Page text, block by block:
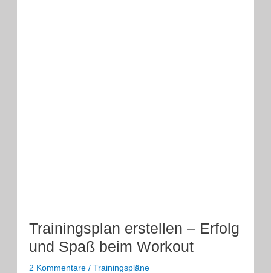
Trainingsplan erstellen – Erfolg
und Spaß beim Workout
2 Kommentare / Trainingspläne